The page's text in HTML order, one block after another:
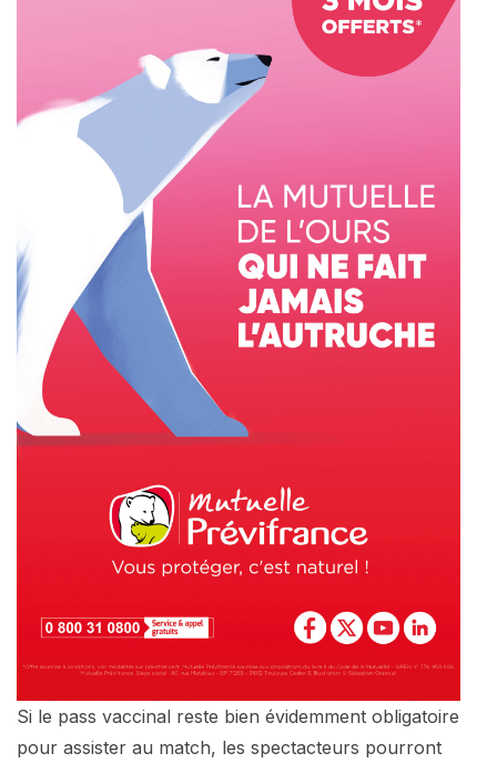
Si le pass vaccinal reste bien évidemment obligatoire
pour assister au match, les spectacteurs pourront